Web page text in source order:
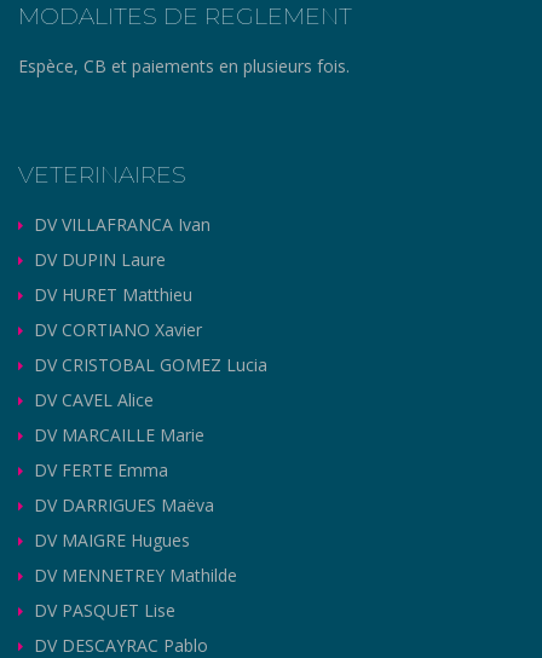
MODALITES DE REGLEMENT
Espèce, CB et paiements en plusieurs fois.
VETERINAIRES
DV VILLAFRANCA Ivan
DV DUPIN Laure
DV HURET Matthieu
DV CORTIANO Xavier
DV CRISTOBAL GOMEZ Lucia
DV CAVEL Alice
DV MARCAILLE Marie
DV FERTE Emma
DV DARRIGUES Maëva
DV MAIGRE Hugues
DV MENNETREY Mathilde
DV PASQUET Lise
DV DESCAYRAC Pablo